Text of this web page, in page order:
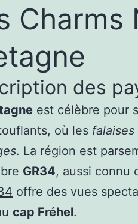
Charms
des
est célèbre pour
où les falaises
. La région est
GR34, aussi connu
offre des vues
cap Fréhel.